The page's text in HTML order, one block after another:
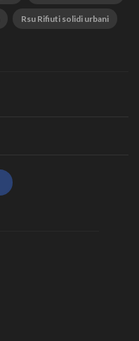
Rsu Rifiuti solidi urbani